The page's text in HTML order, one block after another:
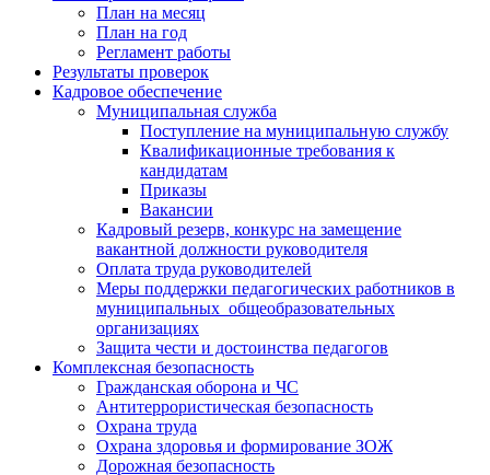
План на месяц
План на год
Регламент работы
Результаты проверок
Кадровое обеспечение
Муниципальная служба
Поступление на муниципальную службу
Квалификационные требования к
кандидатам
Приказы
Вакансии
Кадровый резерв, конкурс на замещение
вакантной должности руководителя
Оплата труда руководителей
Меры поддержки педагогических работников в
муниципальных общеобразовательных
организациях
Защита чести и достоинства педагогов
Комплексная безопасность
Гражданская оборона и ЧС
Антитеррористическая безопасность
Охрана труда
Охрана здоровья и формирование ЗОЖ
Дорожная безопасность